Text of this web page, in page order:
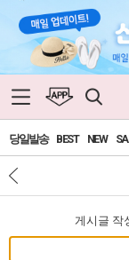
당일발송 BEST NEW
게시글 작